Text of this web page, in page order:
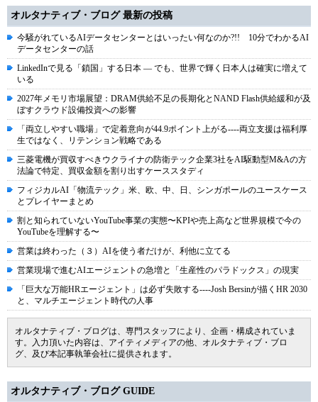
オルタナティブ・ブログ 最新の投稿
今騒がれているAIデータセンターとはいったい何なのか?!! 10分でわかるAI
データセンターの話
LinkedInで見る「鎖国」する日本 ― でも、世界で輝く日本人は確実に増えて
いる
2027年メモリ市場展望：DRAM供給不足の長期化とNAND Flash供給緩和が及
ぼすクラウド設備投資への影響
「両立しやすい職場」で定着意向が44.9ポイント上がる----両立支援は福利厚
生ではなく、リテンション戦略である
三菱電機が買収すべきウクライナの防衛テック企業3社をAI駆動型M&Aの方
法論で特定、買収金額を割り出すケーススタディ
フィジカルAI「物流テック」米、欧、中、日、シンガポールのユースケース
とプレイヤーまとめ
割と知られていないYouTube事業の実態〜KPIや売上高など世界規模で今の
YouTubeを理解する〜
営業は終わった（３）AIを使う者だけが、利他に立てる
営業現場で進むAIエージェントの急増と「生産性のパラドックス」の現実
「巨大な万能HRエージェント」は必ず失敗する----Josh Bersinが描くHR 2030
と、マルチエージェント時代の人事
オルタナティブ・ブログは、専門スタッフにより、企画・構成されていま
す。入力頂いた内容は、アイティメディアの他、オルタナティブ・ブロ
グ、及び本記事執筆会社に提供されます。
オルタナティブ・ブログ GUIDE